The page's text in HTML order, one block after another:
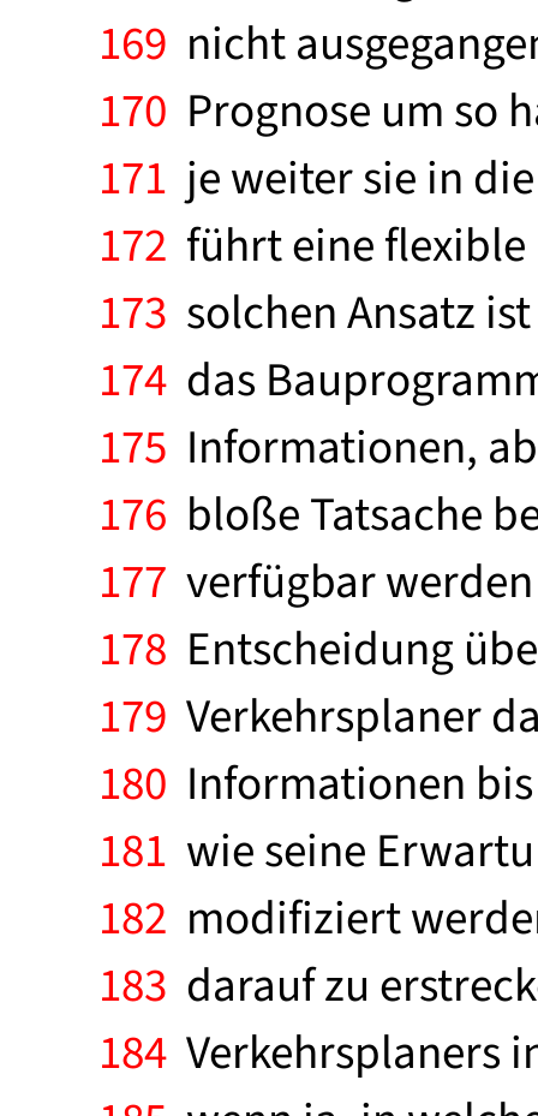
169 nicht
170 Prognose um so
171 je weiter sie in
172 führt eine flexible
173 solchen Ansatz
174 das
175 Informationen,
176 bloße Tatsache
177 verfügbar
178 Entscheidung
179 Verkehrsplaner
180 Informationen
181 wie seine
182 modifiziert
183 darauf zu
184 Verkehrsplaners